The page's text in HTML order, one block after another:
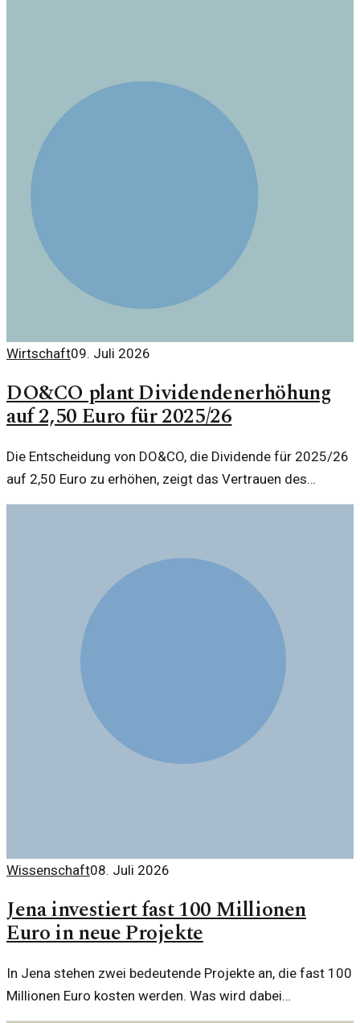
Wirtschaft09. Juli 2026
DO&CO plant Dividendenerhöhung
auf 2,50 Euro für 2025/26
Die Entscheidung von DO&CO, die Dividende für 2025/26
auf 2,50 Euro zu erhöhen, zeigt das Vertrauen des
Unternehmens in seine zukünftige Entwicklung und
Wissenschaft08. Juli 2026
Jena investiert fast 100 Millionen
Euro in neue Projekte
In Jena stehen zwei bedeutende Projekte an, die fast 100
Millionen Euro kosten werden. Was wird dabei
berücksichtigt? Welche Risiken gibt es?